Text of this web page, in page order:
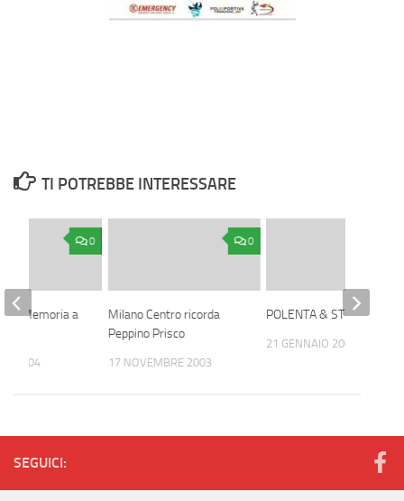
TI POTREBBE INTERESSARE
0
Milano Centro ricorda
Peppino Prisco
17 NOVEMBRE 2003
POLENTA & STORIA
21 GENNAIO 2004
0
Memoria a
2004
SEGUICI: